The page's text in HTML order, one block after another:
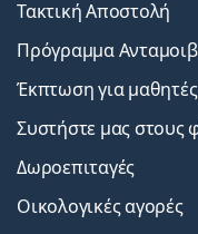
Τακτική Αποστολή
Πρόγραμμα
Έκπτωση για
Συστήστε μας στους
Δωροεπιταγές
Οικολογικές αγορές